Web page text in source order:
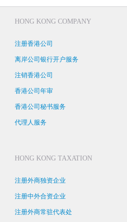
HONG KONG COMPANY
注册香港公司
离岸公司银行开户服务
注销香港公司
香港公司年审
香港公司秘书服务
代理人服务
HONG KONG TAXATION
注册外商独资企业
注册中外合资企业
注册外商常驻代表处